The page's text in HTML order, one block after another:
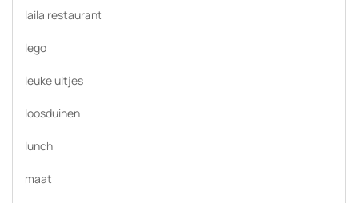
laila restaurant
lego
leuke uitjes
loosduinen
lunch
maat